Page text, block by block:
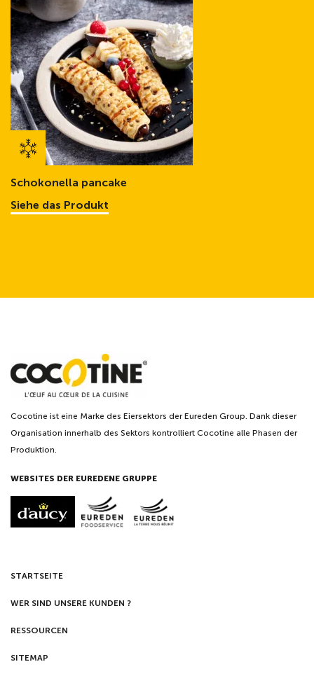
Schokonella pancake
Siehe das Produkt
Cocotine ist eine Marke des Eiersektors der Eureden Group. Dank dieser
Organisation innerhalb des Sektors kontrolliert Cocotine alle Phasen der
Produktion.
WEBSITES DER EUREDENE GRUPPE
STARTSEITE
WER SIND UNSERE KUNDEN ?
RESSOURCEN
SITEMAP